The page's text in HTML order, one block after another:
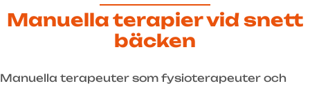
Manuella terapier vid snett
bäcken
Manuella terapeuter som fysioterapeuter och